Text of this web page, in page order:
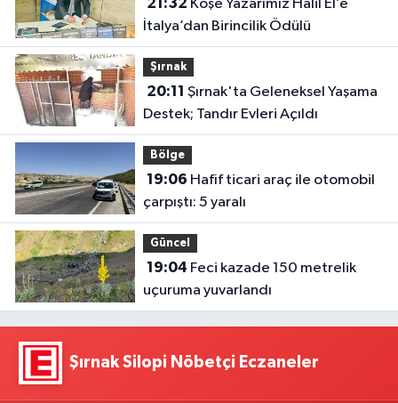
21:32
İtalya’dan Birincilik Ödülü
Şırnak
20:11
Destek; Tandır Evleri Açıldı
Bölge
19:06
çarpıştı: 5 yaralı
Güncel
19:04
uçuruma yuvarlandı
Şırnak Silopi Nöbetçi Eczaneler